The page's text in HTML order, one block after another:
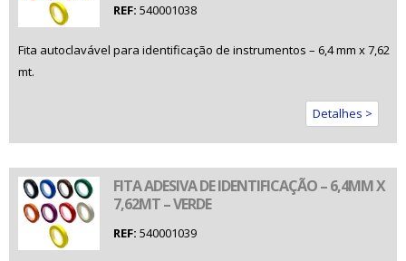
REF: 540001038
Fita autoclavável para identificação de instrumentos – 6,4 mm x 7,62
mt.
Detalhes >
FITA ADESIVA DE IDENTIFICAÇÃO – 6,4MM X
7,62MT – VERDE
REF: 540001039